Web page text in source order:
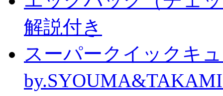
解説付き
スーパークイックキ